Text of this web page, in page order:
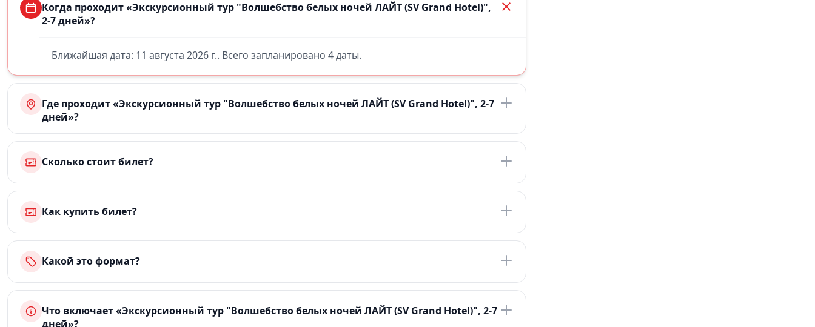
Когда проходит «Экскурсионный тур "Волшебство белых ночей ЛАЙТ (SV Grand Hotel)",
2-7 дней»?
Ближайшая дата: 11 августа 2026 г.. Всего запланировано 4 даты.
Где проходит «Экскурсионный тур "Волшебство белых ночей ЛАЙТ (SV Grand Hotel)", 2-7
дней»?
Сколько стоит билет?
Как купить билет?
Какой это формат?
Что включает «Экскурсионный тур "Волшебство белых ночей ЛАЙТ (SV Grand Hotel)", 2-7
дней»?